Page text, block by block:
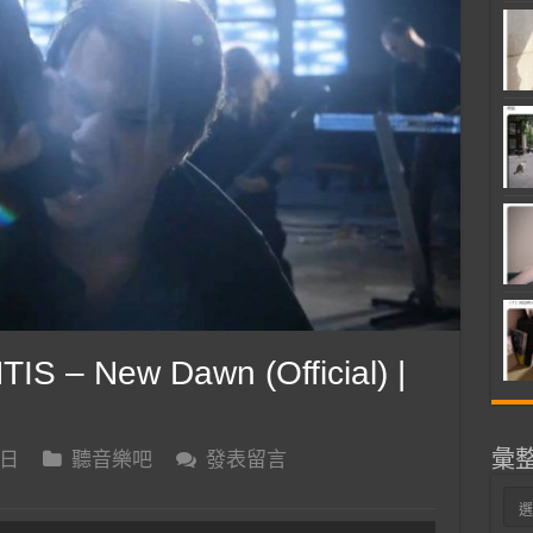
– New Dawn (Official) |
聽音樂吧 發表留言 彙
彙